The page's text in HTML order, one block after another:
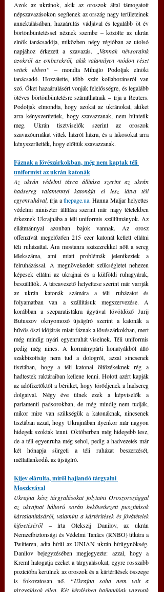
Azok az ukránok, akik az oroszok által támogatott
népszavazásokon segítenek az ország nagy területeinek
annektálásában, hazaárulás vádjával és legalább öt év
börtönbüntetéssel néznek szembe – közölte az ukrán
elnök tanácsadója, miközben négy régióban az utolsó
napjához érkezett a szavazás.
„Vannak névsoraink
azokról az emberekről, akik valamilyen módon részt
vettek ebben” – mondta Mihajlo Podoljak elnöki
tanácsadó. Hozzátette, több száz kollaboránsról van
szó. Őket hazaárulásért vonják felelősségre, és legalább
ötéves börtönbüntetésre számíthatnak – írja a Reuters.
Podoljak elmondta, hogy azokat az ukránokat, akiket
arra kényszerítettek, hogy szavazzanak, nem büntetik
meg. Ukrán tisztviselők szerint az oroszok
szavazóurnákat vittek házról házra, és a lakosokat arra
kényszerítették, hogy előttük szavazzanak.
Fáznak a lövészárkokban, még nem kaptak téli
uniformist az ukrán katonák
Az ukrán védelmi tárca állítása szerint az ukrán
hadsereg valamennyi katonája el lesz látva téli
egyenruhával, írja a thepage.ua. Hanna Maljar helyettes
védelmi miniszter állítása szerint már nagy tételekben
érkeznek Ukrajnába a téli uniformis szállítmányok. Az
ellátmánnyal azonban bajok vannak. Az orosz
offenzívát megelőzően 215 ezer katonát kellett ellátni
téli ruházattal. Ám mostanra százezrekkel nőtt a sereg
lélekszáma, ami miatt problémák jelentkeztek a
felruházással. A megnövekedett szükségletet nehezen
képesek ellátni az ukrajnai és a külföldi ruhagyárak,
beszállítók. A tárcavezető helyettese szerint már varrják
az ukrán katonák számára a téli ruházatot és
folyamatban van a szállításuk megszervezése. A
korábban a szeparatistákra ágyúval lövöldöző Jurij
Butuszov oknyomozó újságíró szerint a katonák a
hűvös őszi időjárás miatt fáznak a lövészárkokban, mert
még mindig nyári egyenruhát viselnek. Téli uniformis
pedig még nincs. A kormánypárti honatyákból álló
szakbizottság nem tud a dologról, azzal sincsenek
tisztában, hogy a téli katonai öltözékeknek rég a
hadtestek raktáraiban kellene lenni. Holott azért kapják
az adófizetőktől a bérüket, hogy törődjenek a hadsereg
dolgaival. Négy éve ülnek ezek a képviselők a
parlamenti padsorokban, de még mindig nem tudják,
mikor mire van szükségük a katonáknak, nincsenek
tisztában azzal, hogy Ukrajnában ilyenkor már nagyon
hidegek szoktak lenni. Októberben még hidegebb lesz,
de a téli egyenruha még sehol, pedig a hadvezetés már
két hónapja sürgeti a téli ruházat beszerzését,
méltatlankodik az újságíró.
Kijev elárulta, miről hajlandó tárgyalni
Moszkvával
Ukrajna kész tárgyalásokat folytatni Oroszországgal
az ukrajnai háború során bekövetkezett pusztítások
kártalanításáról, valamint a kártérítések és jóvátételek
kifizetéséről – írta Olekszij Danilov, az ukrán
Nemzetbiztonsági és Védelmi Tanács (RNBO) titkára a
Twitteren, adta hírül az UNIAN ukrán hírügynökség.
Danilov bejegyzésében megjegyezte: azzal, hogy a
Kreml halogatja ezeket a tárgyalásokat, egyre rosszabb
pozícióba kerülnek az oroszok és a kártérítések összege
is fokozatosan nő.
“Ukrajna soha nem volt a
tárgyalások ellen. Két kérdésben hajlandóak vagyunk